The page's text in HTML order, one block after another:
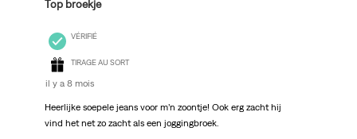
Top broekje
VÉRIFIÉ
TIRAGE AU SORT
il y a 8 mois
Heerlijke soepele jeans voor m’n zoontje! Ook erg zacht hij
vind het net zo zacht als een joggingbroek.